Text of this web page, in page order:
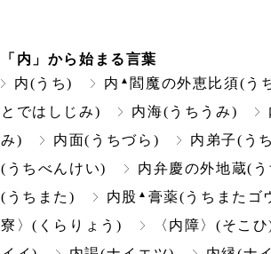
「内」から始まる言葉
内(うち)
内 ▲閻魔の外恵比須(う
とではしじみ)
内海(うちうみ)
み)
内面(うちづら) 内弟子(う
(うちべんけい)
内弁慶の外地蔵(
(うちまた)
内股 ▲ 膏薬(うちまたゴ
寮〉(くらりょう)
〈内障〉(そこひ